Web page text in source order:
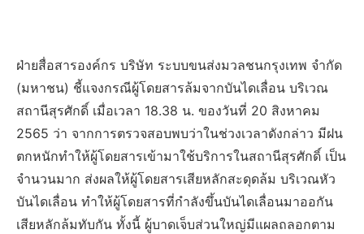
ฝ่ายสื่อสารองค์กร บริษัท ระบบขนส่งมวลชนกรุงเทพ จำกัด
(มหาชน) ชี้แจงกรณีผู้โดยสารล้มจากบันไดเลื่อน บริเวณ
สถานีสุรศักดิ์ เมื่อเวลา 18.38 น. ของวันที่ 20 สิงหาคม
2565 ว่า จากการตรวจสอบพบว่าในช่วงเวลาดังกล่าว มีฝน
ตกหนักทำให้ผู้โดยสารเข้ามาใช้บริการในสถานีสุรศักดิ์ เป็น
จำนวนมาก ส่งผลให้ผู้โดยสารเสียหลักสะดุดล้ม บริเวณหัว
บันไดเลื่อน ทำให้ผู้โดยสารที่กำลังขึ้นบันไดเลื่อนมาออกัน
เสียหลักล้มทับกัน ทั้งนี้ ผู้บาดเจ็บส่วนใหญ่มีแผลถลอกตาม